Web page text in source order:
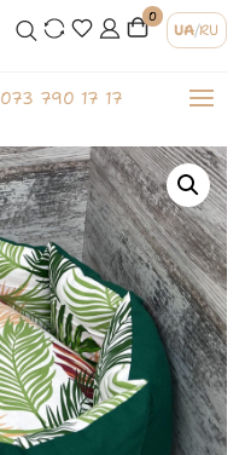
0
UA/RU
073 790 17 17